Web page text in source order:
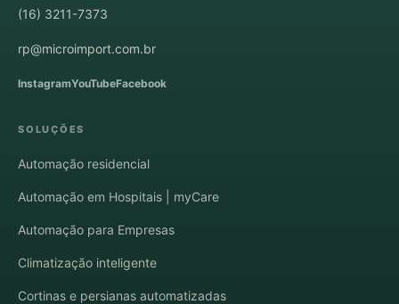
(16) 3211-7373
rp@microimport.com.br
InstagramYouTubeFacebook
SOLUÇÕES
Automação residencial
Automação em Hospitais | myCare
Automação para Empresas
Climatização inteligente
Cortinas e persianas automatizadas